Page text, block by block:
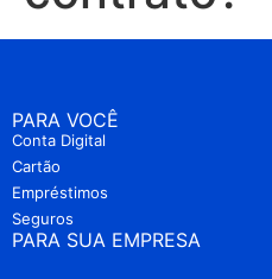
PARA VOCÊ
Conta Digital
Cartão
Empréstimos
Seguros
PARA SUA EMPRESA